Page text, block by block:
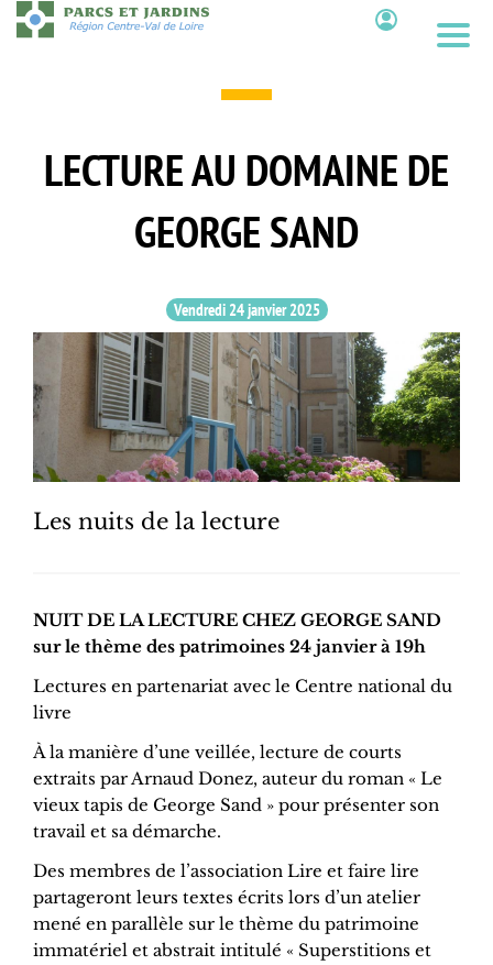
Aller
au
LECTURE AU DOMAINE DE
GEORGE SAND
Vendredi 24 janvier 2025
Les nuits de la lecture
NUIT DE LA LECTURE CHEZ GEORGE SAND
sur le thème des patrimoines 24 janvier à 19h
Lectures en partenariat avec le Centre national du
livre
À la manière d’une veillée, lecture de courts
extraits par Arnaud Donez, auteur du roman « Le
vieux tapis de George Sand » pour présenter son
travail et sa démarche.
Des membres de l’association Lire et faire lire
partageront leurs textes écrits lors d’un atelier
mené en parallèle sur le thème du patrimoine
immatériel et abstrait intitulé « Superstitions et